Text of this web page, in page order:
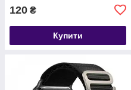
120 ₴
Купити